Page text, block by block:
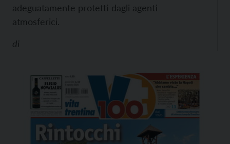
adeguatamente protetti dagli agenti
atmosferici.
di